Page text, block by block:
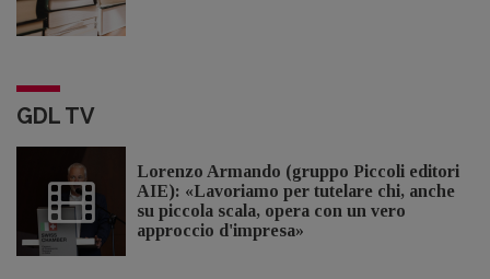
GDL TV
Lorenzo Armando (gruppo Piccoli editori
AIE): «Lavoriamo per tutelare chi, anche
su piccola scala, opera con un vero
approccio d'impresa»